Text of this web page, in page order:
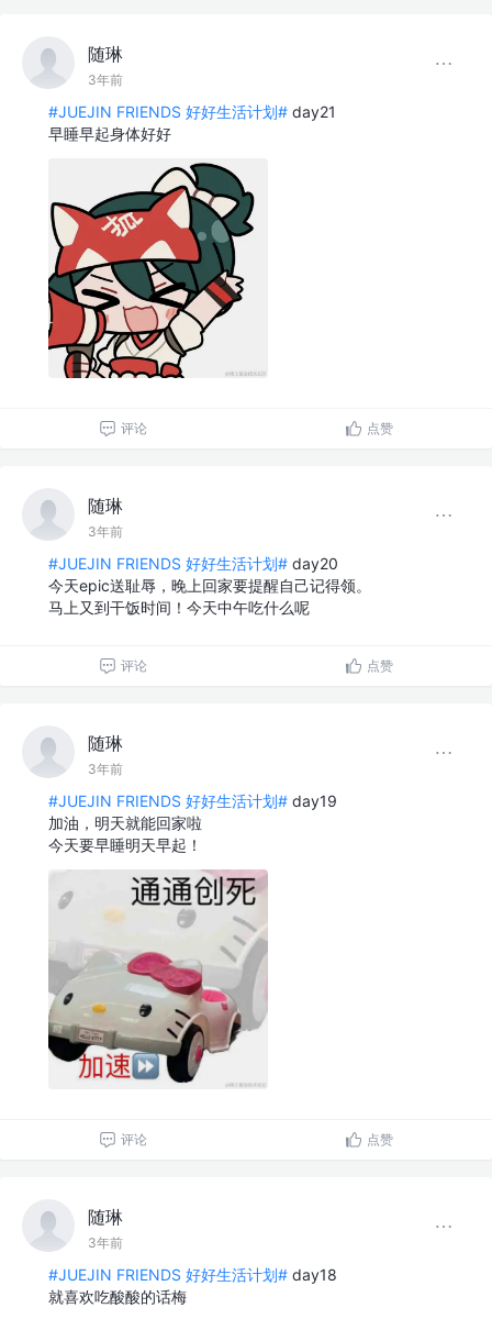
随琳
3年前
#JUEJIN FRIENDS 好好生活计划# day21
早睡早起身体好好
评论 点赞
随琳
3年前
#JUEJIN FRIENDS 好好生活计划# day20
今天epic送耻辱，晚上回家要提醒自己记得领。
马上又到干饭时间！今天中午吃什么呢
评论 点赞
随琳
3年前
#JUEJIN FRIENDS 好好生活计划# day19
加油，明天就能回家啦
今天要早睡明天早起！
评论 点赞
随琳
3年前
#JUEJIN FRIENDS 好好生活计划# day18
就喜欢吃酸酸的话梅